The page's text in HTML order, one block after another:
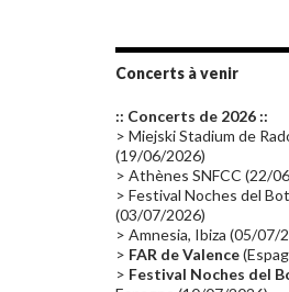
Promo 2019
Emissions 2010
Synthé 70's(20)
Claviériste(19) Groupe
France 2 (18)
Critique(17) Coffret
Passages radio(16)
Concerts à venir
:: Concerts de 2026 ::
> Miejski Stadium de
(19/06/2026)
> Athènes SNFCC (22/
> Festival Noches del
(03/07/2026)
> Amnesia, Ibiza (05/07/
> FAR de Valence
> Festival Noches del